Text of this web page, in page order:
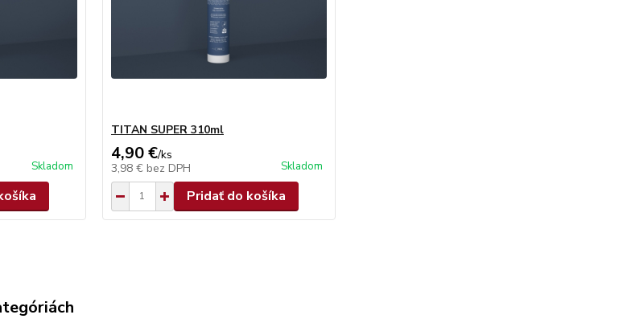
Skladom
TITAN SUPER 310ml
4,90 €/ks
3,98 € bez DPH Skladom
Pridať do košíka